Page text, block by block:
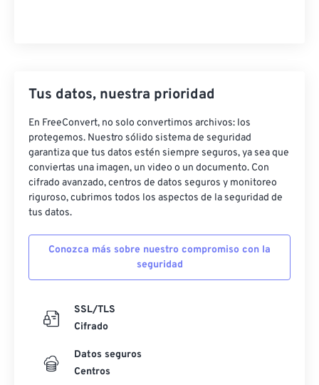
Tus datos, nuestra prioridad
En FreeConvert, no solo convertimos archivos: los
protegemos. Nuestro sólido sistema de seguridad
garantiza que tus datos estén siempre seguros, ya sea que
conviertas una imagen, un video o un documento. Con
cifrado avanzado, centros de datos seguros y monitoreo
riguroso, cubrimos todos los aspectos de la seguridad de
tus datos.
Conozca más sobre nuestro compromiso con la
seguridad
SSL/TLS
Cifrado
Datos seguros
Centros